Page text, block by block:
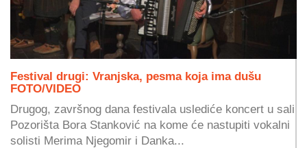
Festival drugi: Vranjska, pesma koja ima dušu
FOTO/VIDEO
Drugog, završnog dana festivala uslediće koncert u sali
Pozorišta Bora Stanković na kome će nastupiti vokalni
solisti Merima Njegomir i Danka...